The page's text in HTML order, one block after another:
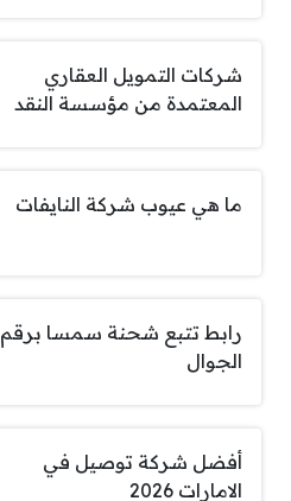
شركات التمويل العقاري
المعتمدة من مؤسسة النقد
ما هي عيوب شركة النايفات
رابط تتبع شحنة سمسا برقم
الجوال
أفضل شركة توصيل في
الامارات 2026